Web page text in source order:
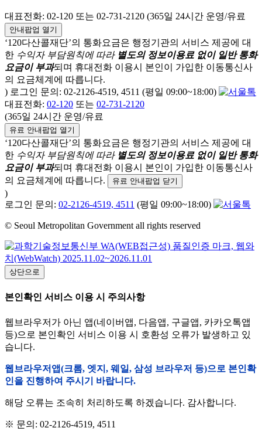
대표전화: 02-120 또는 02-731-2120 (365일 24시간 운영/유료
안내팝업 열기
‘120다산콜재단’의 통화요금은 행정기관의 서비스 제공에 대
한 수익자 부담원칙에 따라 별도의 정보이용료 없이 일반 통화
요금이 부과되며 휴대전화 이용시 본인이 가입한 이동통신사
의 요금체계에 따릅니다.
) 로그인 문의: 02-2126-4519, 4511 (평일 09:00~18:00)
대표전화: 02-120 또는 02-731-2120
(365일 24시간 운영/유료
유료 안내팝업 열기
‘120다산콜재단’의 통화요금은 행정기관의 서비스 제공에 대
한 수익자 부담원칙에 따라 별도의 정보이용료 없이 일반 통화
요금이 부과되며 휴대전화 이용시 본인이 가입한 이동통신사
의 요금체계에 따릅니다.
유료 안내팝업 닫기
)
로그인 문의: 02-2126-4519, 4511 (평일 09:00~18:00)
© Seoul Metropolitan Government all rights reserved
상단으로
본인확인 서비스 이용 시 주의사항
웹브라우저가 아닌 앱(네이버앱, 다음앱, 구글앱, 카카오톡앱
등)으로 본인확인 서비스 이용 시 호환성 오류가 발생하고 있
습니다.
웹브라우저앱(크롬, 엣지, 웨일, 삼성 브라우저 등)으로 본인확
인을 진행하여 주시기 바랍니다.
해당 오류는 조속히 처리하도록 하겠습니다. 감사합니다.
※ 문의: 02-2126-4519, 4511